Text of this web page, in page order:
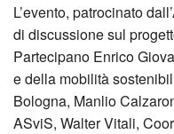
L’evento, patrocinato
di discussione sul
Partecipano Enrico
e della mobilità
Bologna, Manlio
ASviS, Walter Vitali,